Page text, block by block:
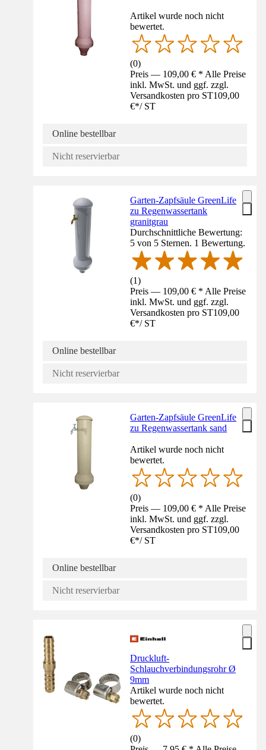
Artikel wurde noch nicht
bewertet.
(0)
Preis — 109,00 € * Alle Preise
inkl. MwSt. und ggf. zzgl.
Versandkosten pro ST109,00
€*/ ST
Online bestellbar
Nicht reservierbar
Garten-Zapfsäule GreenLife
zu Regenwassertank
granitgrau
Durchschnittliche Bewertung:
5 von 5 Sternen. 1 Bewertung.
(1)
Preis — 109,00 € * Alle Preise
inkl. MwSt. und ggf. zzgl.
Versandkosten pro ST109,00
€*/ ST
Online bestellbar
Nicht reservierbar
Garten-Zapfsäule GreenLife
zu Regenwassertank sand
Artikel wurde noch nicht
bewertet.
(0)
Preis — 109,00 € * Alle Preise
inkl. MwSt. und ggf. zzgl.
Versandkosten pro ST109,00
€*/ ST
Online bestellbar
Nicht reservierbar
Druckluft-
Schlauchverbindungsrohr Ø
9mm
Artikel wurde noch nicht
bewertet.
(0)